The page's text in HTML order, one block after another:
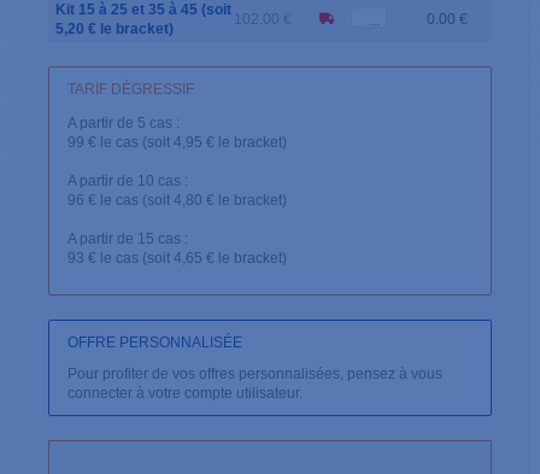
Kit 15 à 25 et 35 à 45 (soit
5,20 € le bracket)
102.00 € 0.00 €
TARIF DÉGRESSIF
A partir de 5 cas :
99 € le cas (soit 4,95 € le bracket)
A partir de 10 cas :
96 € le cas (soit 4,80 € le bracket)
A partir de 15 cas :
93 € le cas (soit 4,65 € le bracket)
OFFRE PERSONNALISÉE
Pour profiter de vos offres personnalisées, pensez à vous
connecter à votre compte utilisateur.